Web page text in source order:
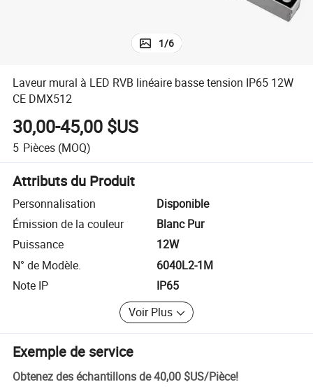
1/6
Laveur mural à LED RVB linéaire basse tension IP65 12W
CE DMX512
30,00-45,00 $US
5 Pièces (MOQ)
Attributs du Produit
Personnalisation
Disponible
Émission de la couleur
Blanc Pur
Puissance
12W
N° de Modèle.
6040L2-1M
Note IP
IP65
Voir Plus
Exemple de service
Obtenez des échantillons de40,00 $US/Pièce!